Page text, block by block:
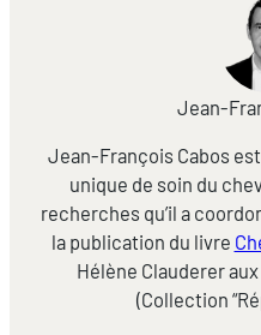
Jean-
Jean-François Cabos
unique de soin du
recherches qu’il a
la publication du livre
Hélène Clauderer
(Collection